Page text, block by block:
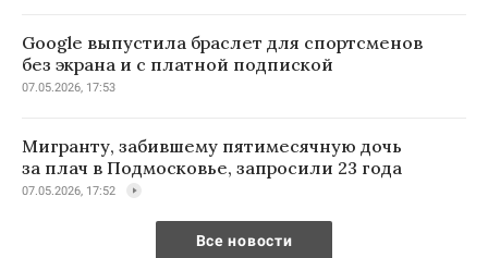
Google выпустила браслет для спортсменов
без экрана и с платной подпиской
07.05.2026, 17:53
Мигранту, забившему пятимесячную дочь
за плач в Подмосковье, запросили 23 года
07.05.2026, 17:52
Все новости